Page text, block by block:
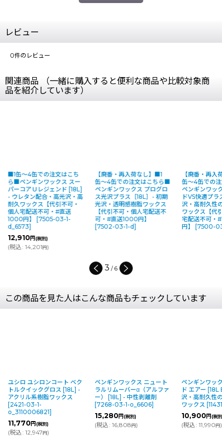
レビュー
0件のレビュー
関連商品 （一緒に購入すると便利な商品や比較対象商
品を紹介しています）
はこち
ス スー
ド [18L]
光沢・高
不可・
直送
1-
【廃番・再入荷なし】■1
缶〜4缶での注文はこちら■
ペンギンワックス プログロ
ス光沢プラス［18L］- 初期
光沢・透明感樹脂ワックス
【代引不可・個人宅配送不
可・#直送1000円】
【廃番・再入荷なし】■1
缶〜4缶での注文はこちら■
ペンギンワックス ストライ
ドVS快適プラス [18L] - 高光
沢・高耐久性の高濃度樹脂
ワックス【代引不可・個人
宅配送不可・#直送1000
円】
7500-03-1-d_6526 ]
■1
ら
ー
ロ
引
直
4 / 6
この商品を見た人はこんな商品もチェックしています
ユシロ ユシロンコート ベク
トルクイックグロス [18L] -
アクリル系樹脂ワックス
[2421-03-1-
o_3110006821]
11,770円(税別)
(税込: 12,947円)
ペンギンワックス ニュート
ラルリムーバーα（アルファ
ー） [18L] - 中性剥離剤
[7268-03-1-o_6606]
15,280円(税別)
(税込: 16,808円)
ペンギンワッ
ド エアー
沢・高耐久性
ワックス [
10,900円(税
(税込: 11,990円)